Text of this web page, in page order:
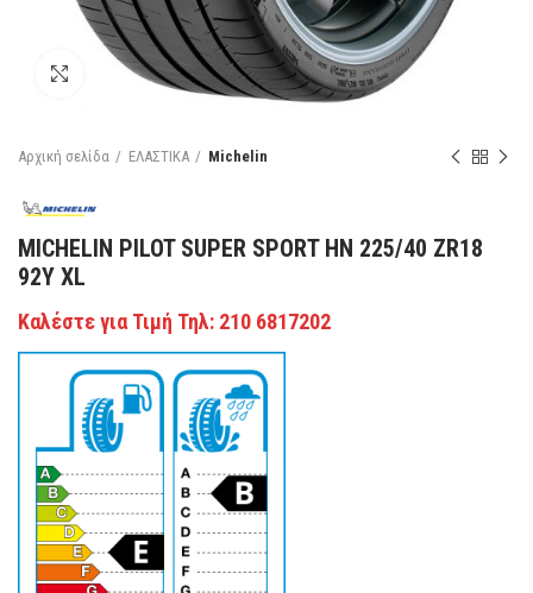
Κάντε κλικ για μεγέθυνση
Αρχική σελίδα ΕΛΑΣΤΙΚΑ Michelin
MICHELIN PILOT SUPER SPORT HN 225/40 ZR18
92Y XL
Καλέστε για Τιμή Τηλ: 210 6817202